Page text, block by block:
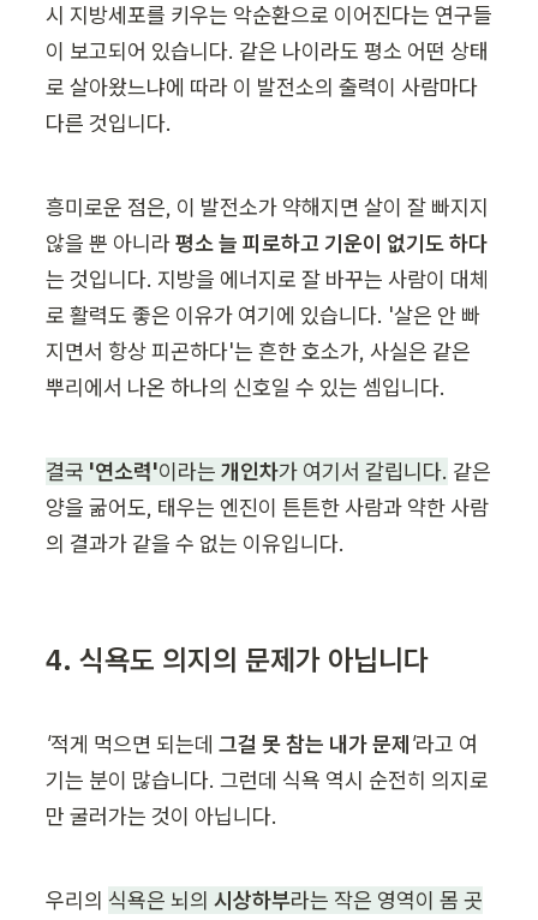
시 지방세포를 키우는 악순환으로 이어진다는 연구들
이 보고되어 있습니다. 같은 나이라도 평소 어떤 상태
로 살아왔느냐에 따라 이 발전소의 출력이 사람마다
다른 것입니다.
흥미로운 점은, 이 발전소가 약해지면 살이 잘 빠지지
않을 뿐 아니라 평소 늘 피로하고 기운이 없기도 하다
는 것입니다. 지방을 에너지로 잘 바꾸는 사람이 대체
로 활력도 좋은 이유가 여기에 있습니다. '살은 안 빠
지면서 항상 피곤하다'는 흔한 호소가, 사실은 같은
뿌리에서 나온 하나의 신호일 수 있는 셈입니다.
결국 '연소력'이라는 개인차가 여기서 갈립니다. 같은
양을 굶어도, 태우는 엔진이 튼튼한 사람과 약한 사람
의 결과가 같을 수 없는 이유입니다.
4. 식욕도 의지의 문제가 아닙니다
'적게 먹으면 되는데 그걸 못 참는 내가 문제'라고 여
기는 분이 많습니다. 그런데 식욕 역시 순전히 의지로
만 굴러가는 것이 아닙니다.
우리의 식욕은 뇌의 시상하부라는 작은 영역이 몸 곳